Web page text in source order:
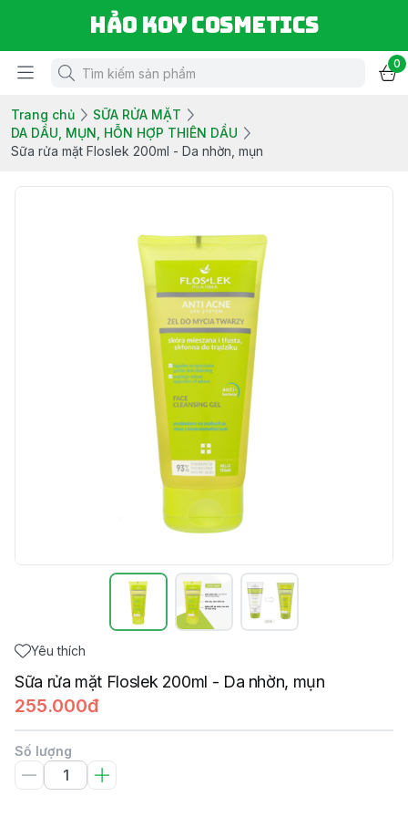
Hảo Koy Cosmetics
0
Trang chủ
SỮA RỬA MẶT
DA DẦU, MỤN, HỖN HỢP THIÊN DẦU
Sữa rửa mặt Floslek 200ml - Da nhờn, mụn
Yêu thích
Sữa rửa mặt Floslek 200ml - Da nhờn, mụn
255.000đ
Số lượng